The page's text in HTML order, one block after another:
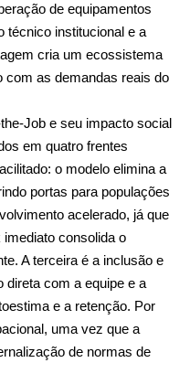
de equipamentos
técnico institucional e a
cria um ecossistema
com as demandas reais do
Job e seu impacto social
em quatro frentes
o modelo elimina a
portas para populações
acelerado, já que
consolida o
A terceira é a inclusão e
direta com a equipe e a
e a retenção. Por
uma vez que a
de normas de